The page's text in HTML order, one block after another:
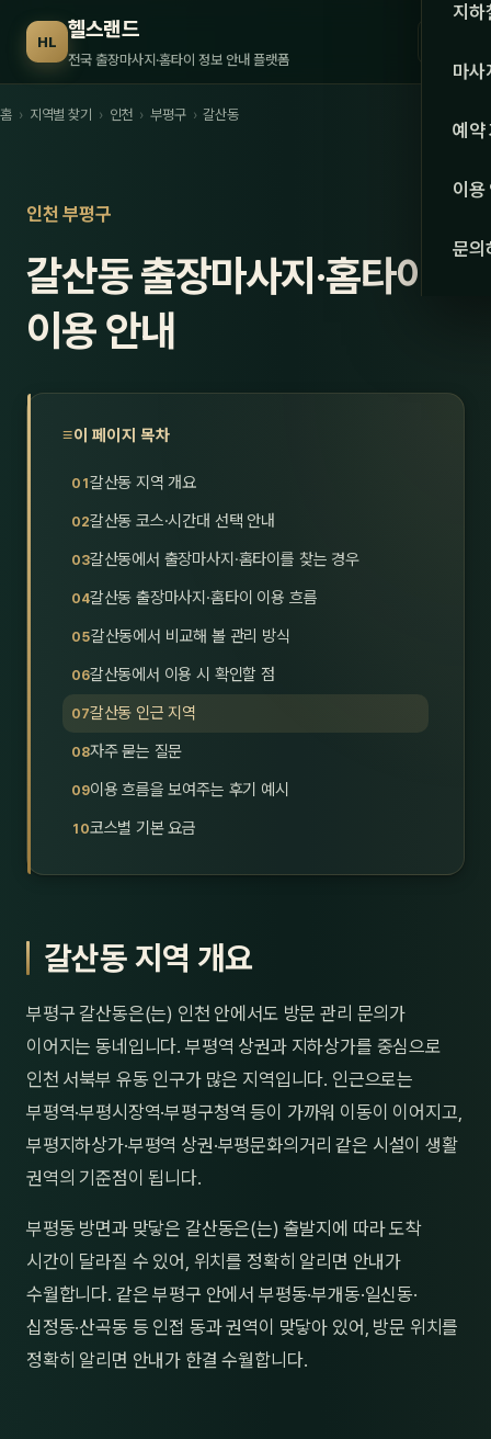
HL 헬스랜드
전국 출장마사지·홈타이 정보 안내 플랫폼 서울
강원·
강원
충북
울산
지하
마사
관리
스
24
남자
예약
이용
문의
홈 › 지역별 찾기 › 인천 › 부평구 › 갈산동
인천 부평구
갈산동 출장마사지·홈타이
이용 안내
이 페이지 목차
갈산동 지역 개요
갈산동 코스·시간대 선택 안내
갈산동에서 출장마사지·홈타이를 찾는 경우
갈산동 출장마사지·홈타이 이용 흐름
갈산동에서 비교해 볼 관리 방식
갈산동에서 이용 시 확인할 점
갈산동 인근 지역
자주 묻는 질문
이용 흐름을 보여주는 후기 예시
코스별 기본 요금
갈산동 지역 개요
부평구 갈산동은(는) 인천 안에서도 방문 관리 문의가
이어지는 동네입니다. 부평역 상권과 지하상가를 중심으로
인천 서북부 유동 인구가 많은 지역입니다. 인근으로는
부평역·부평시장역·부평구청역 등이 가까워 이동이 이어지고,
부평지하상가·부평역 상권·부평문화의거리 같은 시설이 생활
권역의 기준점이 됩니다.
부평동 방면과 맞닿은 갈산동은(는) 출발지에 따라 도착
시간이 달라질 수 있어, 위치를 정확히 알리면 안내가
수월합니다. 같은 부평구 안에서 부평동·부개동·일신동·
십정동·산곡동 등 인접 동과 권역이 맞닿아 있어, 방문 위치를
정확히 알리면 안내가 한결 수월합니다.